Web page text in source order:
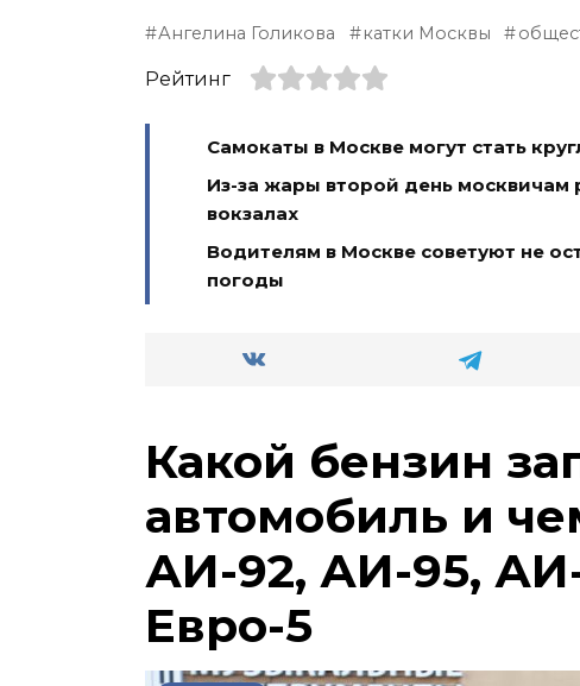
Ангелина Голикова катки Москвы
Рейтинг
Самокаты в Москве могут стать
Из-за жары второй день москвичам
вокзалах
Водителям в Москве советуют не
погоды
Какой бензин
автомобиль и
АИ-92, АИ-95,
Евро-5